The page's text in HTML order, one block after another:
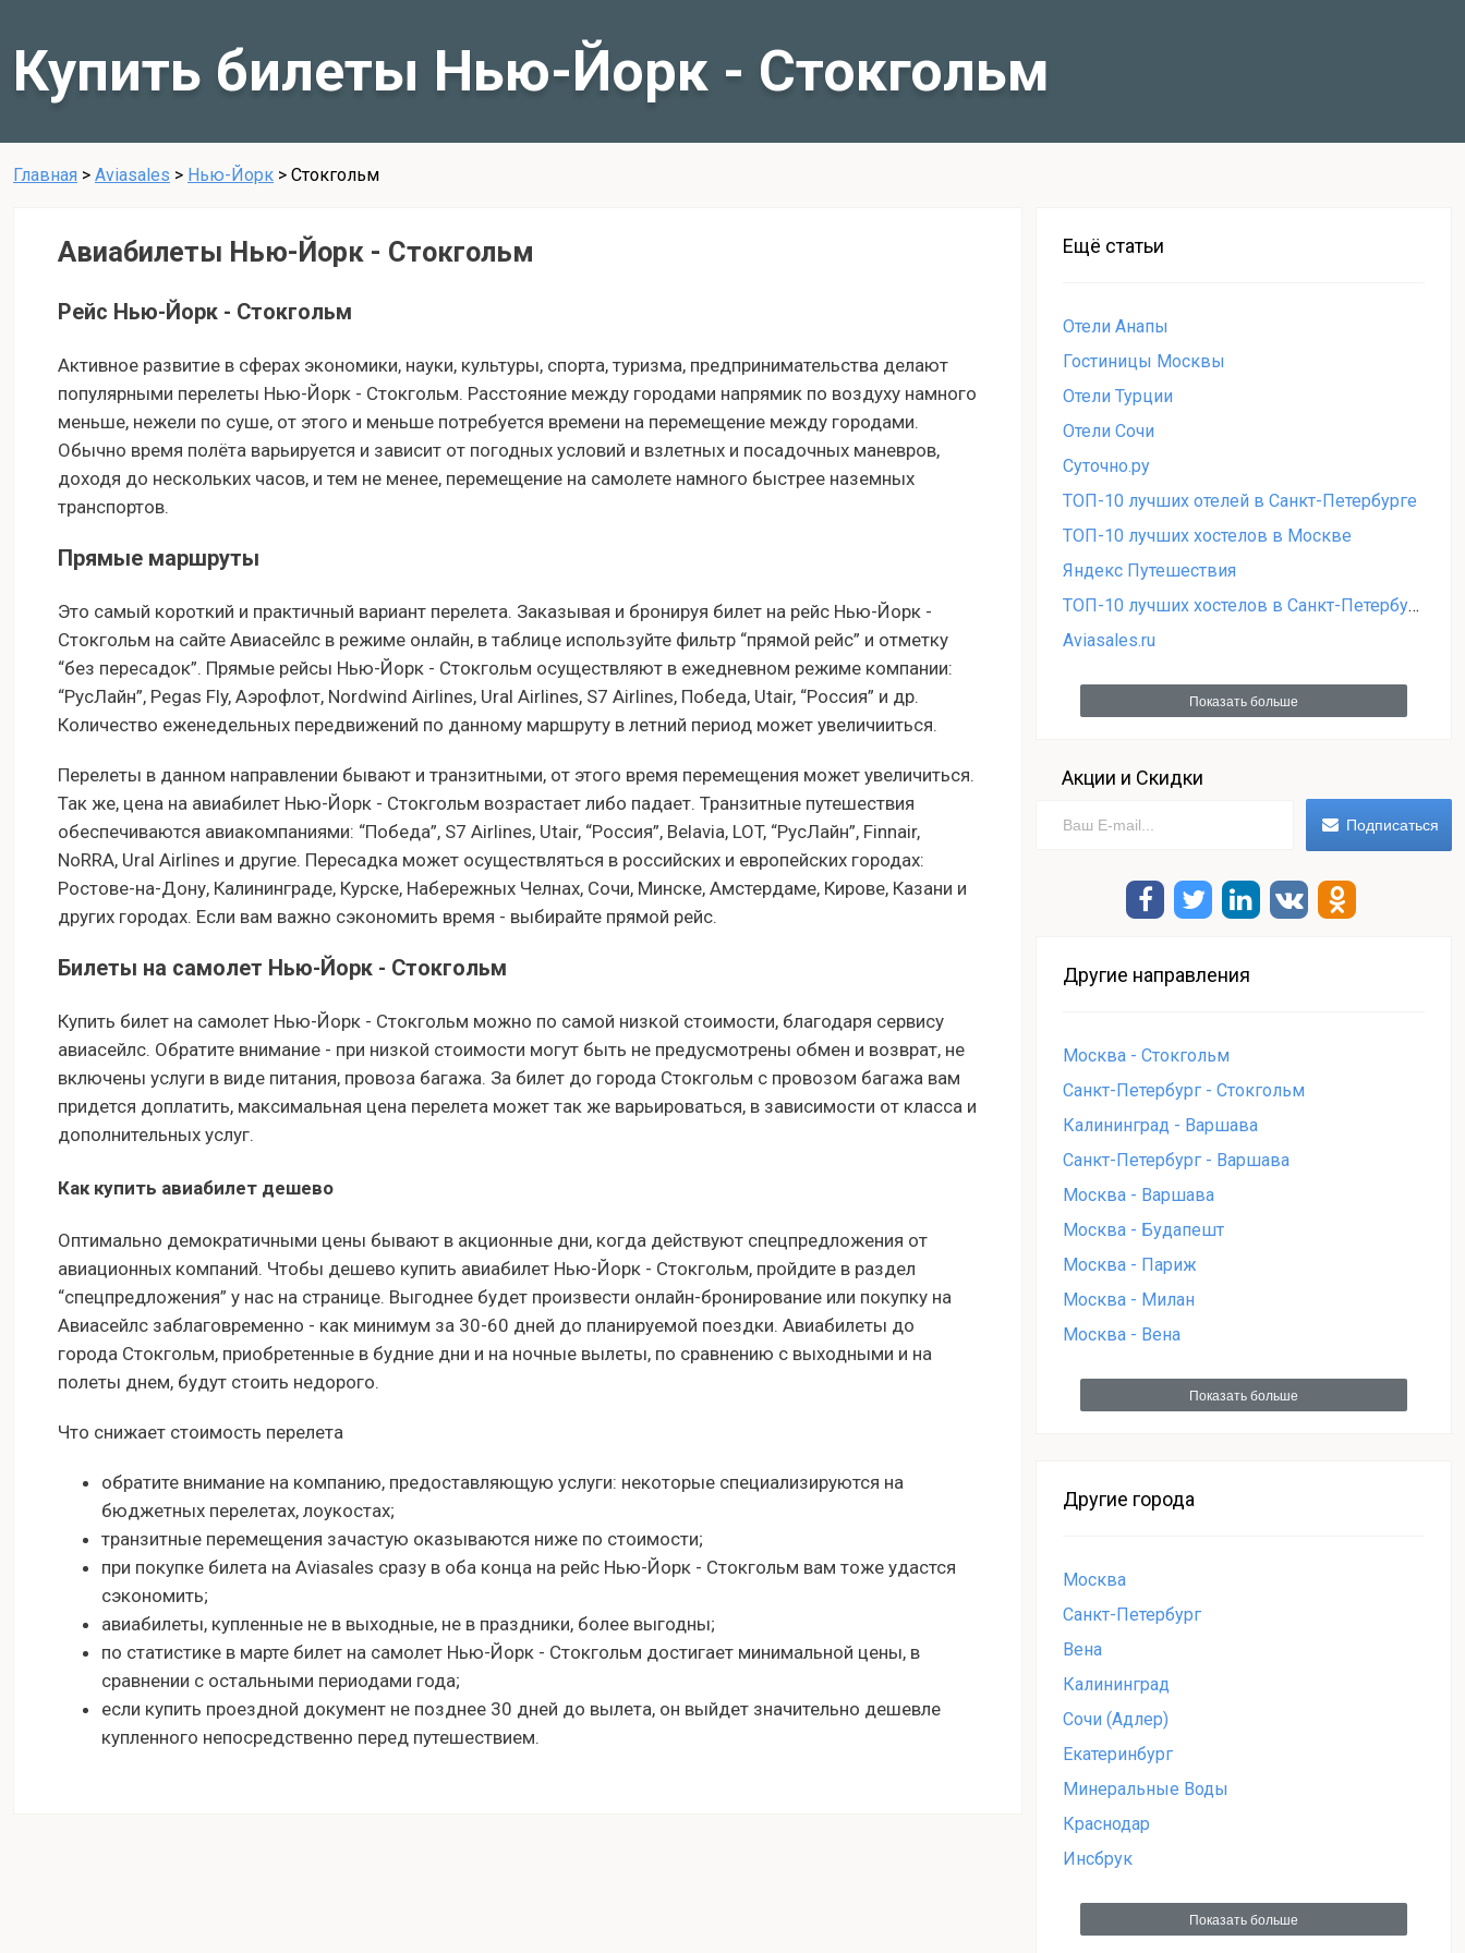
Купить билеты Нью-Йорк - Стокгольм
Главная > Aviasales > Нью-Йорк > Стокгольм
Авиабилеты Нью-Йорк - Стокгольм
Рейс Нью-Йорк - Стокгольм
Активное развитие в сферах экономики, науки, культуры, спорта, туризма, предпринимательства делают
популярными перелеты Нью-Йорк - Стокгольм. Расстояние между городами напрямик по воздуху намного
меньше, нежели по суше, от этого и меньше потребуется времени на перемещение между городами.
Обычно время полёта варьируется и зависит от погодных условий и взлетных и посадочных маневров,
доходя до нескольких часов, и тем не менее, перемещение на самолете намного быстрее наземных
транспортов.
Прямые маршруты
Это самый короткий и практичный вариант перелета. Заказывая и бронируя билет на рейс Нью-Йорк -
Стокгольм на сайте Авиасейлс в режиме онлайн, в таблице используйте фильтр “прямой рейс” и отметку
“без пересадок”. Прямые рейсы Нью-Йорк - Стокгольм осуществляют в ежедневном режиме компании:
“РусЛайн”, Pegas Fly, Аэрофлот, Nordwind Airlines, Ural Airlines, S7 Airlines, Победа, Utair, “Россия” и др.
Количество еженедельных передвижений по данному маршруту в летний период может увеличииться.
Перелеты в данном направлении бывают и транзитными, от этого время перемещения может увеличиться.
Так же, цена на авиабилет Нью-Йорк - Стокгольм возрастает либо падает. Транзитные путешествия
обеспечиваются авиакомпаниями: “Победа”, S7 Airlines, Utair, “Россия”, Belavia, LOT, “РусЛайн”, Finnair,
NoRRA, Ural Airlines и другие. Пересадка может осуществляться в российских и европейских городах:
Ростове-на-Дону, Калининграде, Курске, Набережных Челнах, Сочи, Минске, Амстердаме, Кирове, Казани и
других городах. Если вам важно сэкономить время - выбирайте прямой рейс.
Билеты на самолет Нью-Йорк - Стокгольм
Купить билет на самолет Нью-Йорк - Стокгольм можно по самой низкой стоимости, благодаря сервису
авиасейлс. Обратите внимание - при низкой стоимости могут быть не предусмотрены обмен и возврат, не
включены услуги в виде питания, провоза багажа. За билет до города Стокгольм с провозом багажа вам
придется доплатить, максимальная цена перелета может так же варьироваться, в зависимости от класса и
дополнительных услуг.
Как купить авиабилет дешево
Оптимально демократичными цены бывают в акционные дни, когда действуют спецпредложения от
авиационных компаний. Чтобы дешево купить авиабилет Нью-Йорк - Стокгольм, пройдите в раздел
“спецпредложения” у нас на странице. Выгоднее будет произвести онлайн-бронирование или покупку на
Авиасейлс заблаговременно - как минимум за 30-60 дней до планируемой поездки. Авиабилеты до
города Стокгольм, приобретенные в будние дни и на ночные вылеты, по сравнению с выходными и на
полеты днем, будут стоить недорого.
Что снижает стоимость перелета
обратите внимание на компанию, предоставляющую услуги: некоторые специализируются на
бюджетных перелетах, лоукостах;
транзитные перемещения зачастую оказываются ниже по стоимости;
при покупке билета на Aviasales сразу в оба конца на рейс Нью-Йорк - Стокгольм вам тоже удастся
сэкономить;
авиабилеты, купленные не в выходные, не в праздники, более выгодны;
по статистике в марте билет на самолет Нью-Йорк - Стокгольм достигает минимальной цены, в
сравнении с остальными периодами года;
если купить проездной документ не позднее 30 дней до вылета, он выйдет значительно дешевле
купленного непосредственно перед путешествием.
Ещё статьи
Отели Анапы
Гостиницы Москвы
Отели Турции
Отели Сочи
Суточно.ру
ТОП-10 лучших отелей в Санкт-Петербурге
ТОП-10 лучших хостелов в Москве
Яндекс Путешествия
ТОП-10 лучших хостелов в Санкт-Петербурге
Aviasales.ru
Показать больше
Акции и Скидки
Другие направления
Москва - Стокгольм
Санкт-Петербург - Стокгольм
Калининград - Варшава
Санкт-Петербург - Варшава
Москва - Варшава
Москва - Будапешт
Москва - Париж
Москва - Милан
Москва - Вена
Показать больше
Другие города
Москва
Санкт-Петербург
Вена
Калининград
Сочи (Адлер)
Екатеринбург
Минеральные Воды
Краснодар
Инсбрук
Показать больше